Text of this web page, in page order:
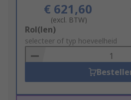
€ 621,60
(excl. BTW)
Add
to
Basket
Rol(len)
selecteer of typ hoeveelheid